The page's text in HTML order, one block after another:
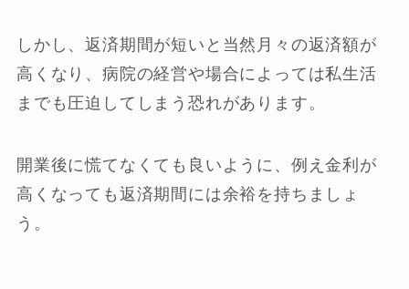
しかし、返済期間が短いと当然月々の返済額が
高くなり、病院の経営や場合によっては私生活
までも圧迫してしまう恐れがあります。
開業後に慌てなくても良いように、例え金利が
高くなっても返済期間には余裕を持ちましょ
う。